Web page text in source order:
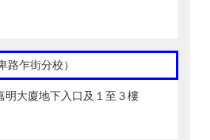
路乍街分校）
明大廈地下入口及１至３樓